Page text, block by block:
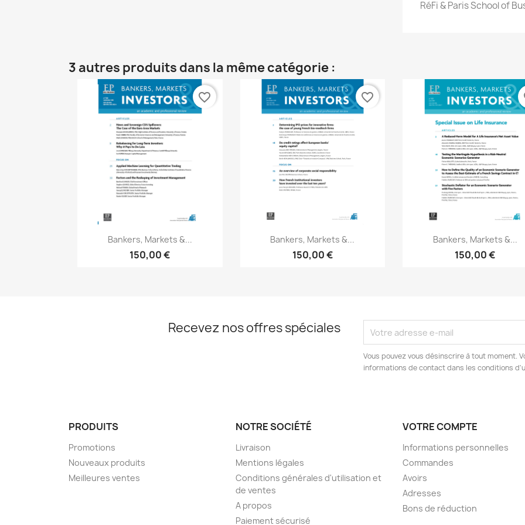
RéFi & Paris School of
3 autres produits dans la même catégorie :
Aperçu rapide
Bankers, Markets &...
150,00 €
favorite_border
Aperçu rapide
Bankers, Markets &...
150,00 €
favorite_border
Aperçu rapide
Bankers, Markets &...
150,00 €
Recevez nos offres spéciales
Vous pouvez vous désinscrire à tout moment.
informations de contact dans les conditions
PRODUITS
Promotions
Nouveaux produits
Meilleures ventes
NOTRE SOCIÉTÉ
Livraison
Mentions légales
Conditions générales d'utilisation et
de ventes
A propos
Paiement sécurisé
VOTRE COMPTE
Informations personnelles
Commandes
Avoirs
Adresses
Bons de réduction